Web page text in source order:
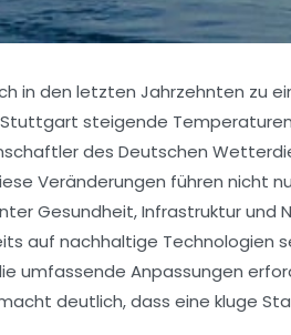
in den letzten Jahrzehnten zu
steigende
des Deutschen
Veränderungen führen
Gesundheit, Infrastruktur und
auf nachhaltige Technologien
umfassende Anpassungen
deutlich, dass eine kluge